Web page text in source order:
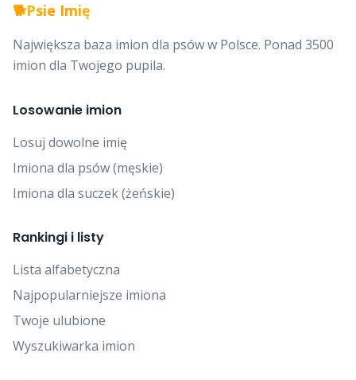
🐕Psie Imię
Największa baza imion dla psów w Polsce. Ponad 3500
imion dla Twojego pupila.
Losowanie imion
Losuj dowolne imię
Imiona dla psów (męskie)
Imiona dla suczek (żeńskie)
Rankingi i listy
Lista alfabetyczna
Najpopularniejsze imiona
Twoje ulubione
Wyszukiwarka imion